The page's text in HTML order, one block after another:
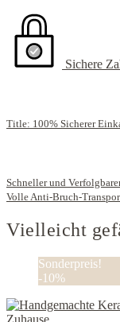
Sichere
Title: 100% Sicherer
Schneller und
Volle Anti-Bruch-
Vielleicht
Sonderpreis!
-10%